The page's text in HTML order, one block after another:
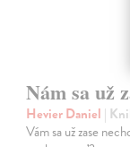
Nám sa už
Hevier Daniel |
Vám sa už zase